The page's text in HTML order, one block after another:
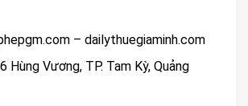
– dailythuegiaminh.com
Hùng Vương, TP. Tam Kỳ, Quảng